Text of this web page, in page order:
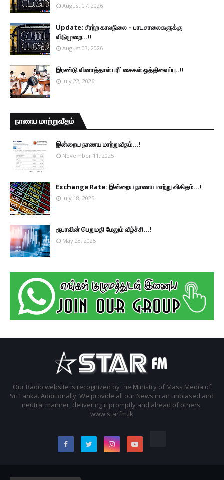
August 07, 2026
Update: சீரற்ற காலநிலை – பாடசாலைகளுக்கு
விடுமுறை...!!
August 03, 2026
இரண்டு வினாத்தாள் பரீட்சைகள் ஒத்திவைப்பு..!!
July 22, 2026
நாணய மாற்றுவீதம்
இன்றைய நாணய மாற்றுவீதம்...!
November 11, 2025
Exchange Rate: இன்றைய நாணய மாற்று விகிதம்...!
July 18, 2025
ரூபாவின் பெறுமதி மேலும் வீழ்ச்சி...!
May 28, 2025
Our Radio website is recognized by the Ministry of Mass Media of
Sri Lanka. Additionally, We provide all our News in an unbiased and
neutral manner, delivering it promptly and ahead of others.
www.starfm.lk